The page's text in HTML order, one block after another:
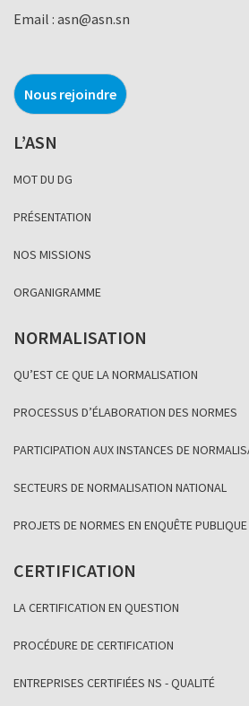
Email : asn@asn.sn
Nous rejoindre
L’ASN
MOT DU DG
PRÉSENTATION
NOS MISSIONS
ORGANIGRAMME
NORMALISATION
QU’EST CE QUE LA NORMALISATION
PROCESSUS D’ÉLABORATION DES NORMES
PARTICIPATION AUX INSTANCES DE
SECTEURS DE NORMALISATION NATIONAL
PROJETS DE NORMES EN ENQUÊTE
CERTIFICATION
LA CERTIFICATION EN QUESTION
PROCÉDURE DE CERTIFICATION
ENTREPRISES CERTIFIÉES NS - QUALITÉ